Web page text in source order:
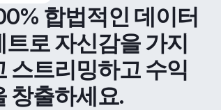
합법적인 데이터
트로 자신감을 가지
스트리밍하고 수익
창출하세요.